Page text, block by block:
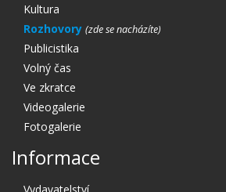
Kultura
Rozhovory
Publicistika
Volný čas
Ve zkratce
Videogalerie
Fotogalerie
Informace